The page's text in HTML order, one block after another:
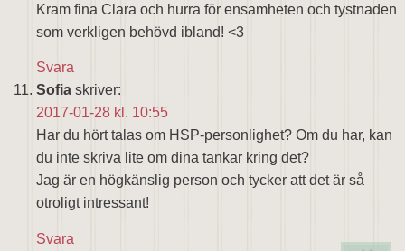
Kram fina Clara och hurra för ensamheten och tystnaden
som verkligen behövd ibland! <3
Svara
Sofia skriver:
2017-01-28 kl. 10:55
Har du hört talas om HSP-personlighet? Om du har, kan
du inte skriva lite om dina tankar kring det?
Jag är en högkänslig person och tycker att det är så
otroligt intressant!
Svara